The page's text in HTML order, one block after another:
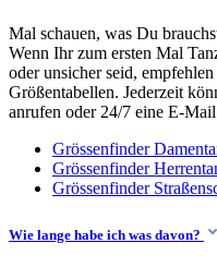
Mal schauen, was Du
Wenn Ihr zum ersten Mal
oder unsicher seid,
Größentabellen. Jederzeit
anrufen oder 24/7 eine E-
Grössenfinder
Grössenfinder
Grössenfinder
Wie lange habe ich was davon?